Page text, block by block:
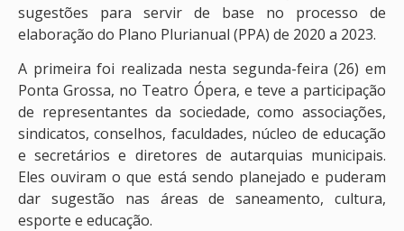
sugestões para servir de base no processo de
elaboração do Plano Plurianual (PPA) de 2020 a 2023.
A primeira foi realizada nesta segunda-feira (26) em
Ponta Grossa, no Teatro Ópera, e teve a participação
de representantes da sociedade, como associações,
sindicatos, conselhos, faculdades, núcleo de educação
e secretários e diretores de autarquias municipais.
Eles ouviram o que está sendo planejado e puderam
dar sugestão nas áreas de saneamento, cultura,
esporte e educação.